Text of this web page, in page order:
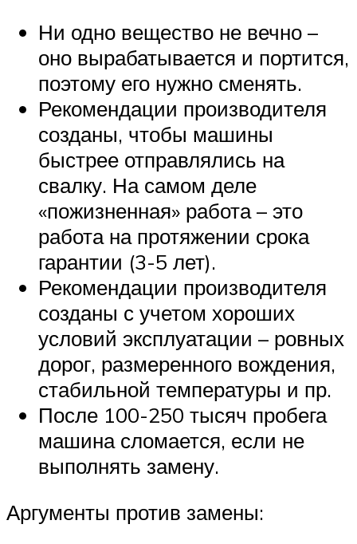
Ни одно вещество не вечно –
оно вырабатывается и портится,
поэтому его нужно сменять.
Рекомендации производителя
созданы, чтобы машины
быстрее отправлялись на
свалку. На самом деле
«пожизненная» работа – это
работа на протяжении срока
гарантии (3-5 лет).
Рекомендации производителя
созданы с учетом хороших
условий эксплуатации – ровных
дорог, размеренного вождения,
стабильной температуры и пр.
После 100-250 тысяч пробега
машина сломается, если не
выполнять замену.
Аргументы против замены: